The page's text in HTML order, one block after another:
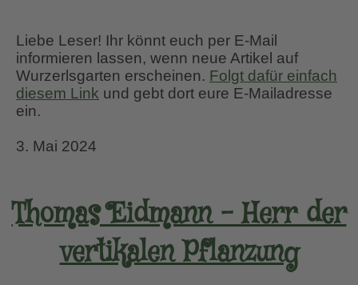
Foltz,
Meeden
Liebe Leser! Ihr könnt euch per E-Mail
informieren lassen, wenn neue Artikel auf
Wurzerlsgarten erscheinen. Folgt dafür einfach
diesem Link und gebt dort eure E-Mailadresse
ein.
3. Mai 2024
Thomas Eidmann – Herr der
vertikalen Pflanzung